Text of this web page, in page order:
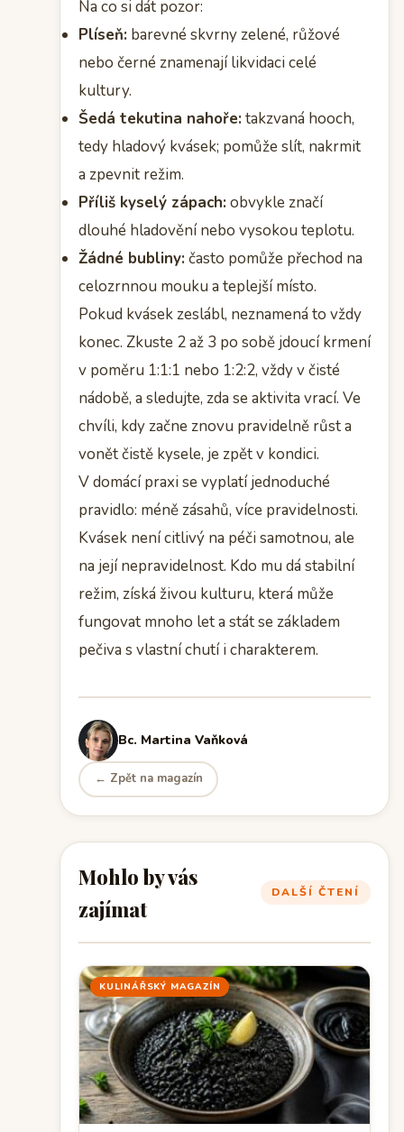
Na co si dát pozor:
Plíseň: barevné skvrny zelené, růžové
nebo černé znamenají likvidaci celé
kultury.
Šedá tekutina nahoře:takzvaná hooch,
tedy hladový kvásek; pomůže slít, nakrmit
a zpevnit režim.
Příliš kyselý zápach:obvykle značí
dlouhé hladovění nebo vysokou teplotu.
Žádné bubliny:často pomůže přechod na
celozrnnou mouku a teplejší místo.
Pokud kvásek zeslábl, neznamená to vždy
konec. Zkuste 2 až 3 po sobě jdoucí krmení
v poměru 1:1:1 nebo 1:2:2, vždy v čisté
nádobě, a sledujte, zda se aktivita vrací. Ve
chvíli, kdy začne znovu pravidelně růst a
vonět čistě kysele, je zpět v kondici.
V domácí praxi se vyplatí jednoduché
pravidlo: méně zásahů, více pravidelnosti.
Kvásek není citlivý na péči samotnou, ale
na její nepravidelnost. Kdo mu dá stabilní
režim, získá živou kulturu, která může
fungovat mnoho let a stát se základem
pečiva s vlastní chutí i charakterem.
Bc. Martina Vaňková
← Zpět na magazín
Mohlo by vás
zajímat
DALŠÍ ČTENÍ
KULINÁŘSKÝ MAGAZÍN